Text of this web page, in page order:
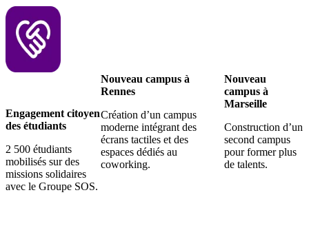
Engagement citoyen
des étudiants
2 500 étudiants
mobilisés sur des
missions solidaires
avec le Groupe SOS.
Nouveau campus à
Rennes
Création d’un campus
moderne intégrant des
écrans tactiles et des
espaces dédiés au
coworking.
Nouveau
campus à
Marseille
Construction d’un
second campus
pour former plus
de talents.